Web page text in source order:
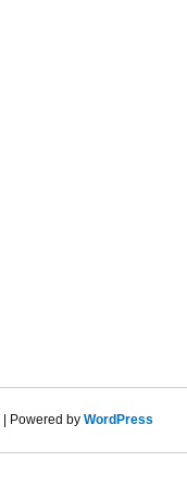
| Powered by WordPress